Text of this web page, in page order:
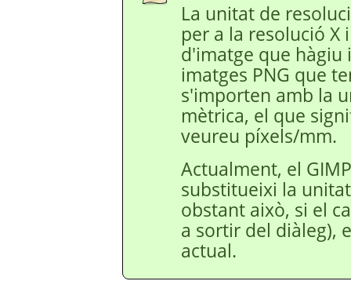
La unitat de
per a la resolució X
d'imatge que hàgiu
imatges PNG que
s'importen amb la
mètrica, el que
veureu píxels/mm.
Actualment, el
substitueixi la
obstant això, si el
a sortir del diàleg),
actual.